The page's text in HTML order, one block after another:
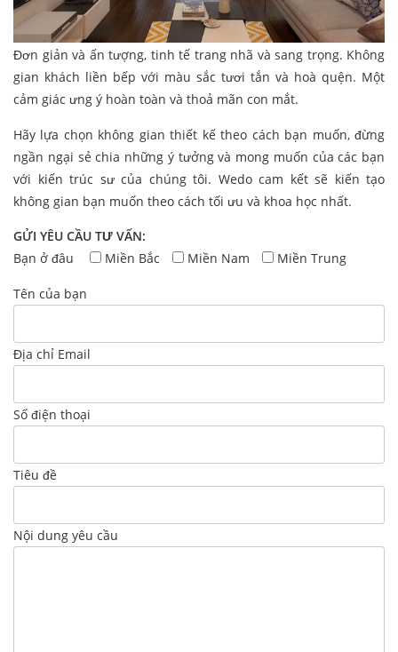
Đơn giản và ấn tượng, tinh tế trang nhã và sang trọng. Không
gian khách liền bếp với màu sắc tươi tắn và hoà quện. Một
cảm giác ưng ý hoàn toàn và thoả mãn con mắt.
Hãy lựa chọn không gian thiết kế theo cách bạn muốn, đừng
ngần ngại sẻ chia những ý tưởng và mong muốn của các bạn
với kiến trúc sư của chúng tôi. Wedo cam kết sẽ kiến tạo
không gian bạn muốn theo cách tối ưu và khoa học nhất.
GỬI YÊU CẦU TƯ VẤN:
Bạn ở đâu
Miền Bắc Miền Nam Miền Trung
Tên của bạn
Địa chỉ Email
Số điện thoại
Tiêu đề
Nội dung yêu cầu